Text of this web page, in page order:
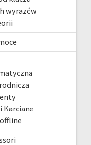
wyrazów
Karciane